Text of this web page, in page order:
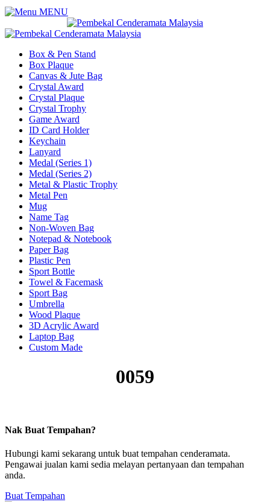
MENU
Box & Pen Stand
Box Plaque
Canvas & Jute Bag
Crystal Award
Crystal Plaque
Crystal Trophy
Game Award
ID Card Holder
Keychain
Lanyard
Medal (Series 1)
Medal (Series 2)
Metal & Plastic Trophy
Metal Pen
Mug
Name Tag
Non-Woven Bag
Notepad & Notebook
Paper Bag
Plastic Pen
Sport Bottle
Towel & Facemask
Sport Bag
Umbrella
Wood Plaque
3D Acrylic Award
Laptop Bag
Custom Made
0059
Nak Buat Tempahan?
Hubungi kami sekarang untuk buat tempahan cenderamata.
Pengawai jualan kami sedia melayan pertanyaan dan tempahan
anda.
Buat Tempahan